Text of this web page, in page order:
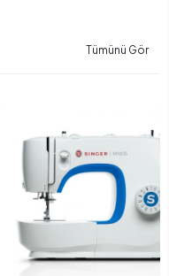
Tümünü Gör